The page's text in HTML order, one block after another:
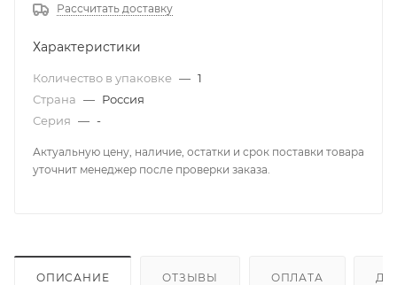
Рассчитать доставку
Характеристики
Количество в упаковке — 1
Страна — Россия
Серия — -
Актуальную цену, наличие, остатки и срок поставки товара
уточнит менеджер после проверки заказа.
ОПИСАНИЕ ОТЗЫВЫ ОПЛАТА